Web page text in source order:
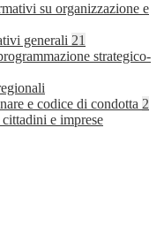
su organizzazione e
generali 21
strategico-
e codice di condotta 2
e imprese